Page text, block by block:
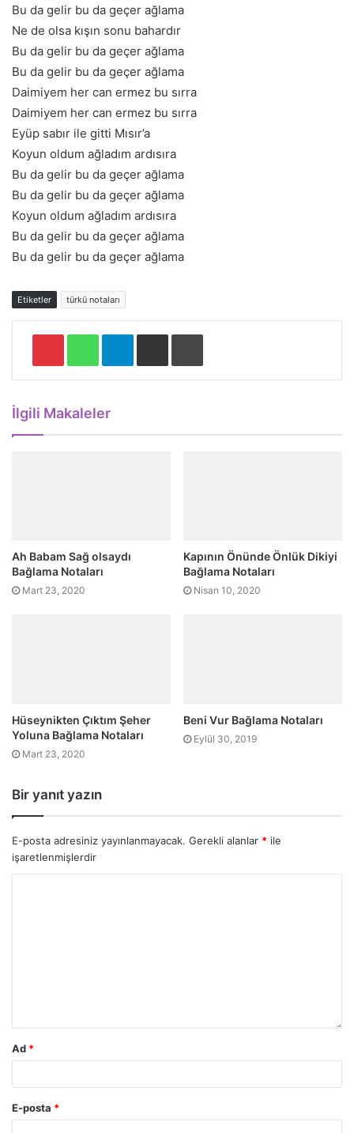
Bu da gelir bu da geçer ağlama
Ne de olsa kışın sonu bahardır
Bu da gelir bu da geçer ağlama
Bu da gelir bu da geçer ağlama
Daimiyem her can ermez bu sırra
Daimiyem her can ermez bu sırra
Eyüp sabır ile gitti Mısır’a
Koyun oldum ağladım ardısıra
Bu da gelir bu da geçer ağlama
Bu da gelir bu da geçer ağlama
Koyun oldum ağladım ardısıra
Bu da gelir bu da geçer ağlama
Bu da gelir bu da geçer ağlama
Etiketler türkü notaları
Pinterest WhatsApp Telegram E-Posta ile paylaş Yazdır
İlgili Makaleler
Ah Babam Sağ olsaydı
Bağlama Notaları
Mart 23, 2020
Kapının Önünde Önlük Dikiyi
Bağlama Notaları
Nisan 10, 2020
Hüseynikten Çıktım Şeher
Yoluna Bağlama Notaları
Mart 23, 2020
Beni Vur Bağlama Notaları
Eylül 30, 2019
Bir yanıt yazın
E-posta adresiniz yayınlanmayacak. Gerekli alanlar * ile
işaretlenmişlerdir
Ad *
E-posta *